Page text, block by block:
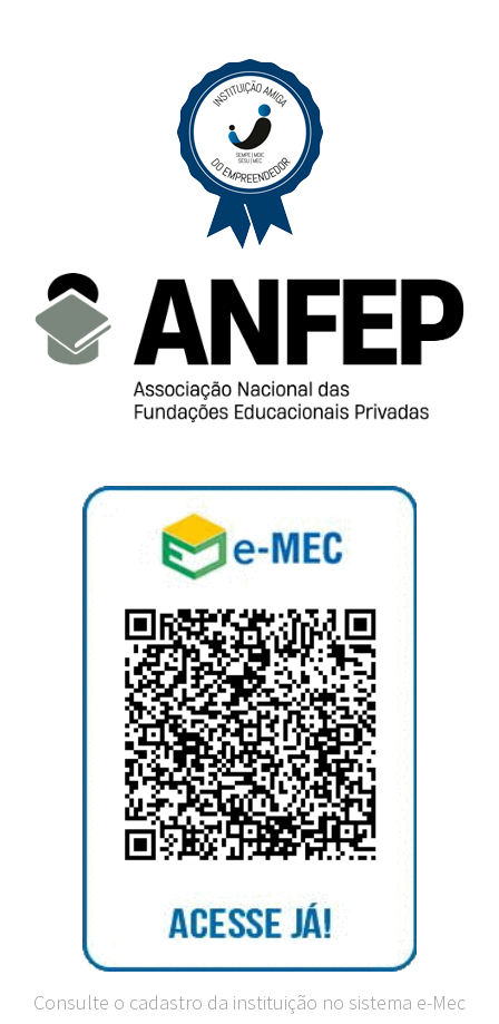
Consulte o cadastro da instituição no sistema e-Mec